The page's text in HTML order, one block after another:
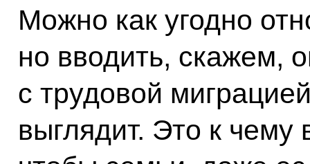
Можно как угодно
но вводить, скажем,
с трудовой
выглядит. Это к чему